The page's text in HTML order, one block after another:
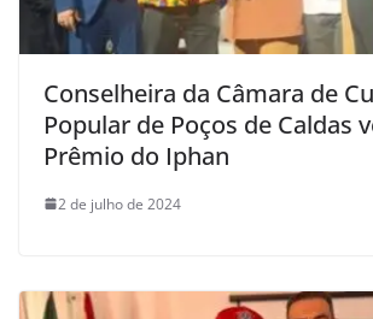
Conselheira da Câmara de
Popular de Poços de Caldas
Prêmio do Iphan
2 de julho de 2024